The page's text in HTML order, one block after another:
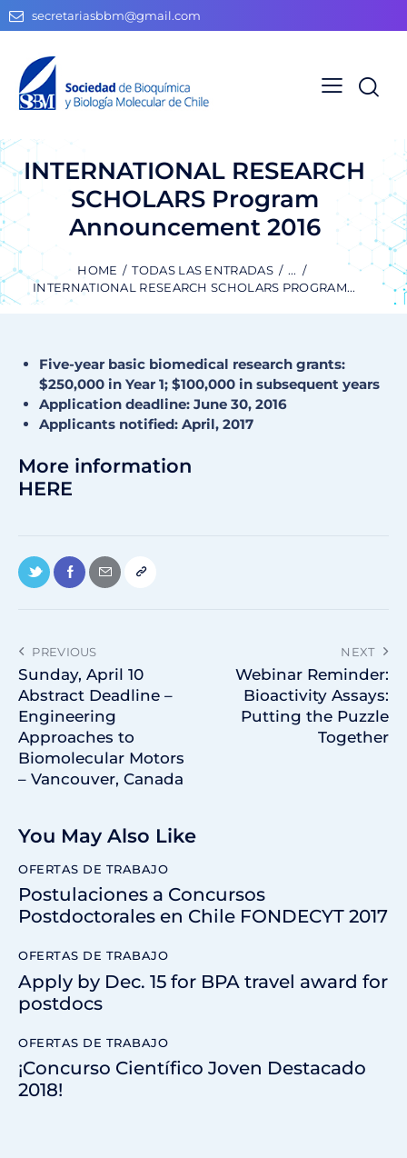
secretariasbbm@gmail.com
INTERNATIONAL RESEARCH
SCHOLARS Program
Announcement 2016
HOME TODAS LAS ENTRADAS
...
INTERNATIONAL RESEARCH SCHOLARS PROGRAM...
Five-year basic biomedical research grants:
$250,000 in Year 1; $100,000 in subsequent years
Application deadline: June 30, 2016
Applicants notified: April, 2017
More information
HERE
PREVIOUS
Sunday, April 10
Abstract Deadline –
Engineering
Approaches to
Biomolecular Motors
– Vancouver, Canada
NEXT
Webinar Reminder:
Bioactivity Assays:
Putting the Puzzle
Together
You May Also Like
OFERTAS DE TRABAJO
Postulaciones a Concursos
Postdoctorales en Chile FONDECYT 2017
OFERTAS DE TRABAJO
Apply by Dec. 15 for BPA travel award for
postdocs
OFERTAS DE TRABAJO
¡Concurso Científico Joven Destacado
2018!